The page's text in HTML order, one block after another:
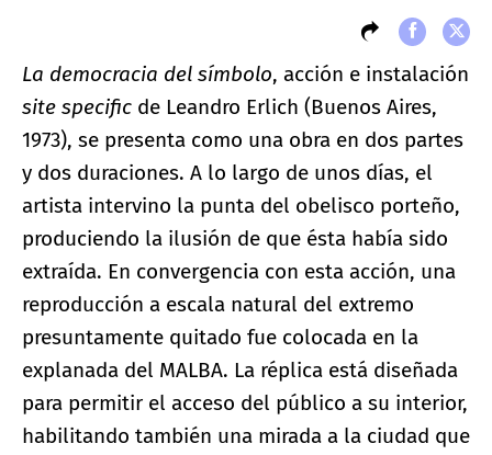
La democracia del símbolo, acción e instalación
site specific de Leandro Erlich (Buenos Aires,
1973), se presenta como una obra en dos partes
y dos duraciones. A lo largo de unos días, el
artista intervino la punta del obelisco porteño,
produciendo la ilusión de que ésta había sido
extraída. En convergencia con esta acción, una
reproducción a escala natural del extremo
presuntamente quitado fue colocada en la
explanada del MALBA. La réplica está diseñada
para permitir el acceso del público a su interior,
habilitando también una mirada a la ciudad que